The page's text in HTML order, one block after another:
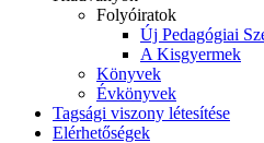
Folyóiratok
Új Pedagógiai
A Kisgyermek
Könyvek
Évkönyvek
Tagsági viszony létesítése
Elérhetőségek